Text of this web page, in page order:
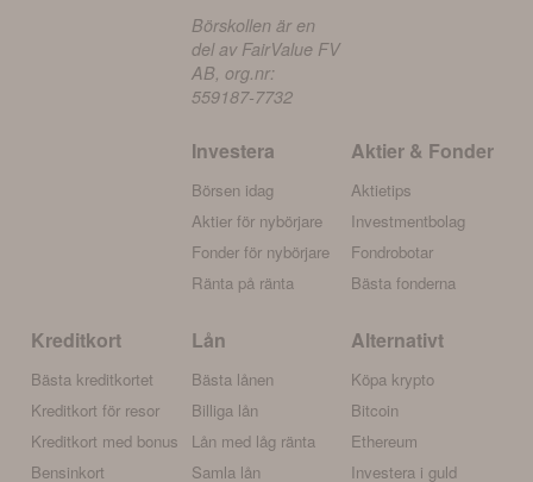
Börskollen är en
del av FairValue FV
AB, org.nr:
559187-7732
Investera
Börsen idag
Aktier för nybörjare
Fonder för nybörjare
Ränta på ränta
Aktier & Fonder
Aktietips
Investmentbolag
Fondrobotar
Bästa fonderna
Kreditkort
Bästa kreditkortet
Kreditkort för resor
Kreditkort med bonus
Bensinkort
Lån
Bästa lånen
Billiga lån
Lån med låg ränta
Samla lån
Alternativt
Köpa krypto
Bitcoin
Ethereum
Investera i guld